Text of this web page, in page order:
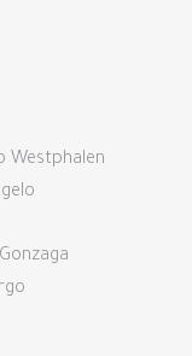
Westphalen